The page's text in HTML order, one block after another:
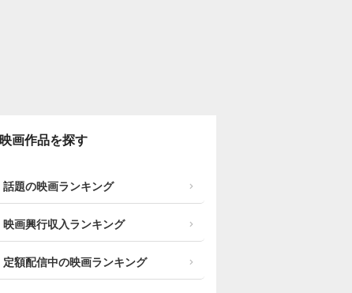
映画作品を探す
話題の映画ランキング
映画興行収入ランキング
定額配信中の映画ランキング